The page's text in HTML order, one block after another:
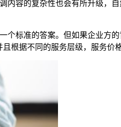
容的复杂性也会有所升级，
标准的答案。但如果企业方
根据不同的服务层级，服务价